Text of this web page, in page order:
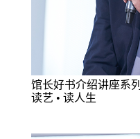
馆长好书介绍讲座系列
读艺 • 读人生